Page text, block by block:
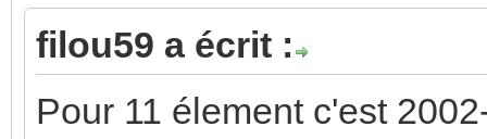
filou59 a écrit :
Pour 11 élement c'est